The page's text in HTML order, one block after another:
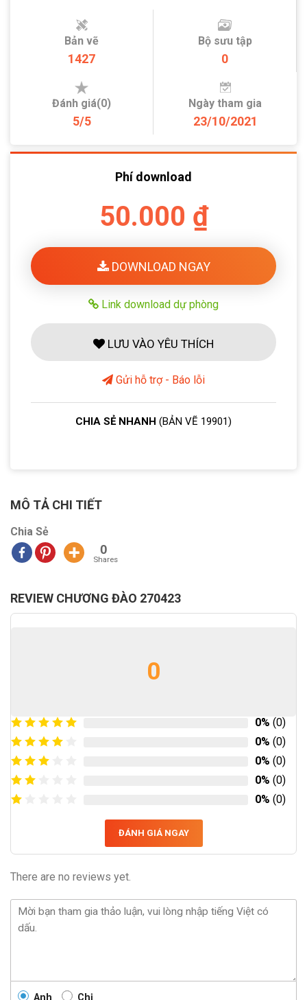
Bản vẽ
1427
Bộ sưu tập
0
Đánh giá(0)
5/5
Ngày tham gia
23/10/2021
Phí download
50.000 ₫
DOWNLOAD NGAY
Link download dự phòng
LƯU VÀO YÊU THÍCH
Gửi hỗ trợ - Báo lỗi
CHIA SẺ NHANH (BẢN VẼ 19901)
MÔ TẢ CHI TIẾT
Chia Sẻ
0
Shares
REVIEW CHƯƠNG ĐÀO 270423
0
0% (0)
0% (0)
0% (0)
0% (0)
0% (0)
ĐÁNH GIÁ NGAY
There are no reviews yet.